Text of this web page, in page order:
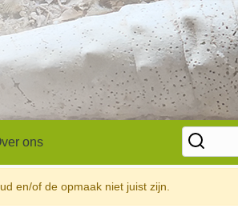
ons
en/of de opmaak niet juist zijn.